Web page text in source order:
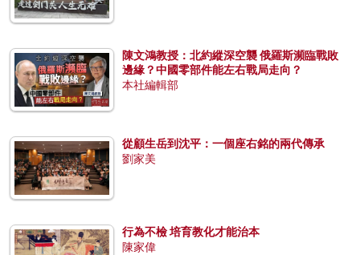
陳文鴻教授：北約縱深空襲 俄羅斯瀕臨戰敗
邊緣？中國零部件能左右戰局走向？
本社編輯部
從顧生岳到沈平：一個座右銘的兩代傳承
劉家美
行為不檢 培育教化才能治本
陳家偉